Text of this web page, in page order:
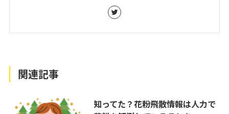
関連記事
知ってた？花粉飛散情報は人力で